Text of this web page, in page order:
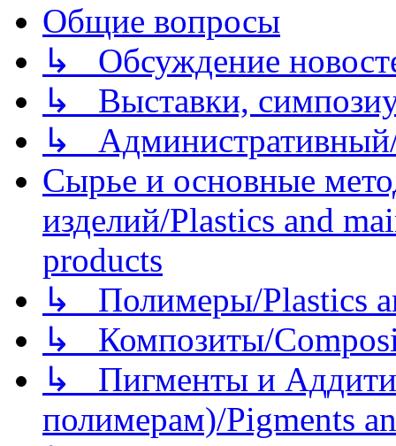
Общие вопросы
↳ Обсуждение
↳ Выставки,
↳
Сырье и основные
изделий/Plastics and
products
↳ Полимеры/Plastics
↳ Композиты/
↳ Пигменты и
полимерам)/Pigments